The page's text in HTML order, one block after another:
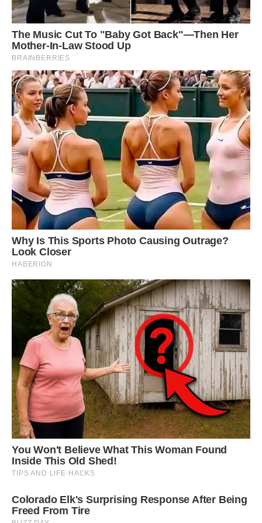
Уляна здивувалася такій розмові з сестрою. Ні привітань,
ні інтересу до дитини. Лише меркантильність і злість…
Невже вона цього заслужила?
Дівчина з нетерпінням чекала на дзвінок від матері. Але та
набрала її аж по обіді.
– Улянко, яка радісна подія. Тепер ти можеш купувати речі
для малюка на «Шафі», а Герману говоритимемо, що
купили все новеньке. Як тобі ідея?
І раптом, в одну мить, Уляна нарешті зрозуміла, що її
родичам начхати на неї. Вона для них лише спосіб
отримувати гроші. І все… Уляна про все розповіла Герману.
Він чесно зізнався, що давно про це здогадувався, але не
став заглиблюватися, доки вона сама не зрозуміє
справжню сутність своєї рідні.
– Все буде добре! У тебе є я і ярославчик. І більше нам
нікого не треба! – ласкаво сказав Герман і поцілував